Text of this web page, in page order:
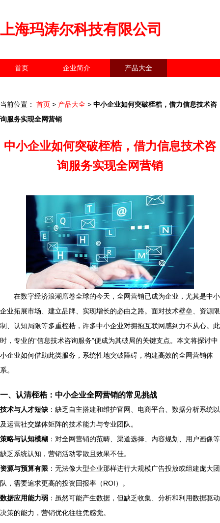
上海玛涛尔科技有限公司
首页 企业简介 产品大全
当前位置： 首页 > 产品大全 > 中小企业如何突破桎梏，借力信息技术咨
询服务实现全网营销
中小企业如何突破桎梏，借力信息技术咨
询服务实现全网营销
在数字经济浪潮席卷全球的今天，全网营销已成为企业，尤其是中小
企业拓展市场、建立品牌、实现增长的必由之路。面对技术壁垒、资源限
制、认知局限等多重桎梏，许多中小企业对拥抱互联网感到力不从心。此
时，专业的“信息技术咨询服务”便成为其破局的关键支点。本文将探讨中
小企业如何借助此类服务，系统性地突破障碍，构建高效的全网营销体
系。
一、认清桎梏：中小企业全网营销的常见挑战
技术与人才短缺 ：缺乏自主搭建和维护官网、电商平台、数据分析系统以
及运营社交媒体矩阵的技术能力与专业团队。
策略与认知模糊 ：对全网营销的范畴、渠道选择、内容规划、用户画像等
缺乏系统认知，营销活动零散且效果不佳。
资源与预算有限 ：无法像大型企业那样进行大规模广告投放或组建庞大团
队，需要追求更高的投资回报率（ROI）。
数据应用能力弱 ：虽然可能产生数据，但缺乏收集、分析和利用数据驱动
决策的能力，营销优化往往凭感觉。